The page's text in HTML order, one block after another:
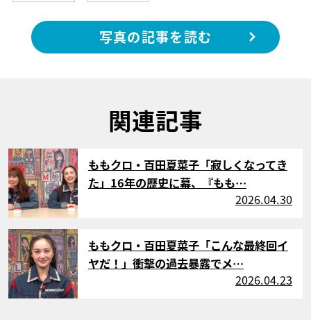
写真の記事を読む
関連記事
サムネイル
ももクロ・百田夏菜子「寂しくなってき
た」16年の歴史に幕、『もも…
2026.04.30
サムネイル
ももクロ・百田夏菜子「こんな最終回イ
ヤだ！」衝撃の過去暴露でメ…
2026.04.23